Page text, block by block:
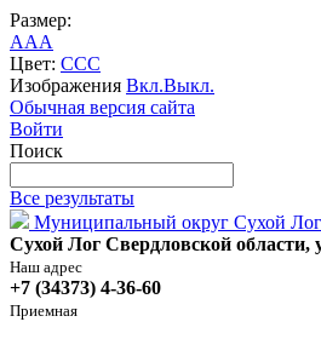
Размер:
AAA
Цвет: CCC
Изображения Вкл.Выкл.
Обычная версия сайта
Войти
Поиск
Все результаты
Муниципальный округ Сухой Лог
Сухой Лог Свердловской области,
Наш адрес
+7 (34373) 4-36-60
Приемная